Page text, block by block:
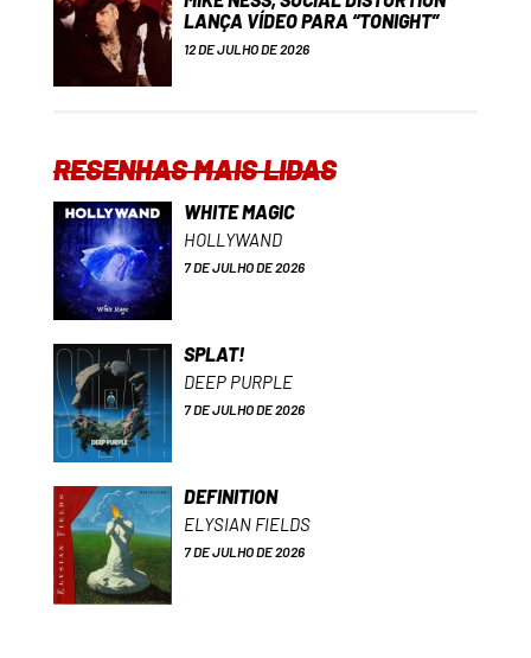
LANÇA VÍDEO PARA “TONIGHT”
12 DE JULHO DE 2026
RESENHAS MAIS LIDAS
WHITE MAGIC
HOLLYWAND
7 DE JULHO DE 2026
SPLAT!
DEEP PURPLE
7 DE JULHO DE 2026
DEFINITION
ELYSIAN FIELDS
7 DE JULHO DE 2026